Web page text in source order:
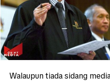
Walaupun tiada sidang